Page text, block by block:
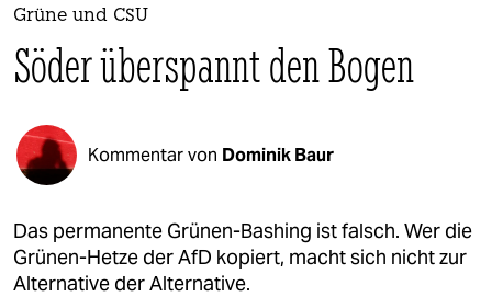
politik
öko
gesellschaft
kultur
sport
Grüne und CSU
Söder überspannt den Bogen
Kommentar von Dominik Baur
Das permanente Grünen-Bashing ist falsch. Wer die
Grünen-Hetze der AfD kopiert, macht sich nicht zur
Alternative der Alternative.